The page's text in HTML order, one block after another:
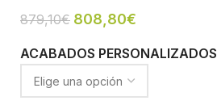
879,10€ 808,80€
ACABADOS PERSONALIZADOS